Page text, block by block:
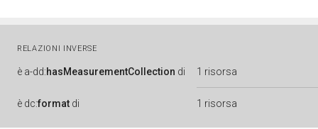
RELAZIONI INVERSE
è a-dd:hasMeasurementCollection di 1 risorsa
è dc:format di 1 risorsa